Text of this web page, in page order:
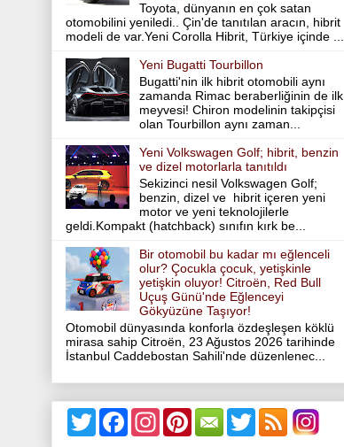
Toyota, dünyanın en çok satan
otomobilini yeniledi.. Çin'de tanıtılan aracın, hibrit
modeli de var.Yeni Corolla Hibrit, Türkiye içinde ...
Yeni Bugatti Tourbillon
Bugatti'nin ilk hibrit otomobili aynı
zamanda Rimac beraberliğinin de ilk
meyvesi! Chiron modelinin takipçisi
olan Tourbillon aynı zaman...
Yeni Volkswagen Golf; hibrit, benzin
ve dizel motorlarla tanıtıldı
Sekizinci nesil Volkswagen Golf;
benzin, dizel ve hibrit içeren yeni
motor ve yeni teknolojilerle
geldi.Kompakt (hatchback) sınıfın kırk be...
Bir otomobil bu kadar mı eğlenceli
olur? Çocukla çocuk, yetişkinle
yetişkin oluyor! Citroën, Red Bull
Uçuş Günü'nde Eğlenceyi
Gökyüzüne Taşıyor!
Otomobil dünyasında konforla özdeşleşen köklü
mirasa sahip Citroën, 23 Ağustos 2026 tarihinde
İstanbul Caddebostan Sahili'nde düzenlenec...
T
w
F
P
T